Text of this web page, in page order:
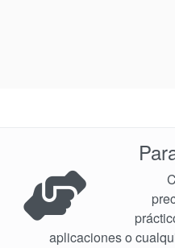
aplicaciones o